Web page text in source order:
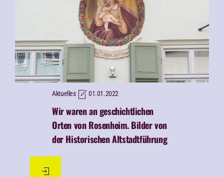
Aktuelles 01.01.2022
Wir waren an geschichtlichen
Orten von Rosenheim.Bilder von
der Historischen Altstadtführung